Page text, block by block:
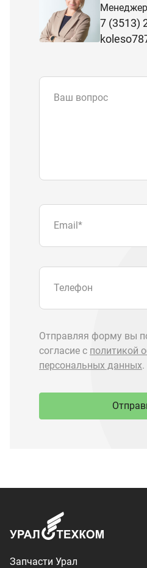
7 (3513)
Ваш вопрос
Запчасти Урал
Запчасти Камаз
Спецпредложения
Доставка и оплата
utkm@mail.ru